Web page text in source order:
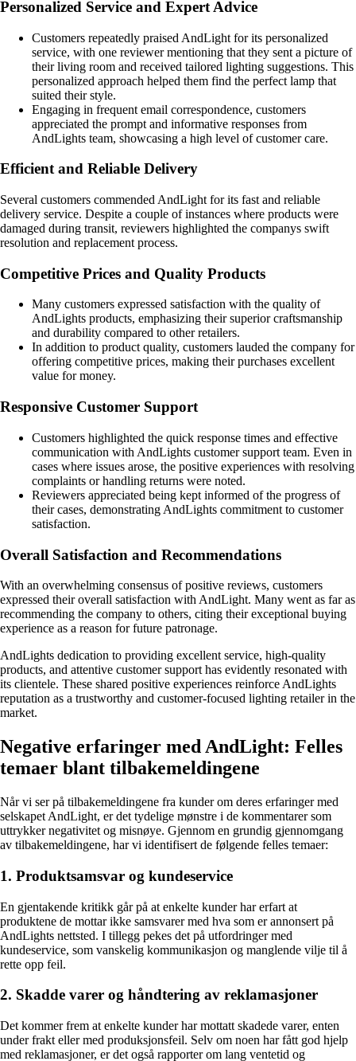
Personalized Service and Expert Advice
Customers repeatedly praised AndLight for its personalized
service, with one reviewer mentioning that they sent a picture of
their living room and received tailored lighting suggestions. This
personalized approach helped them find the perfect lamp that
suited their style.
Engaging in frequent email correspondence, customers
appreciated the prompt and informative responses from
AndLights team, showcasing a high level of customer care.
Efficient and Reliable Delivery
Several customers commended AndLight for its fast and reliable
delivery service. Despite a couple of instances where products were
damaged during transit, reviewers highlighted the companys swift
resolution and replacement process.
Competitive Prices and Quality Products
Many customers expressed satisfaction with the quality of
AndLights products, emphasizing their superior craftsmanship
and durability compared to other retailers.
In addition to product quality, customers lauded the company for
offering competitive prices, making their purchases excellent
value for money.
Responsive Customer Support
Customers highlighted the quick response times and effective
communication with AndLights customer support team. Even in
cases where issues arose, the positive experiences with resolving
complaints or handling returns were noted.
Reviewers appreciated being kept informed of the progress of
their cases, demonstrating AndLights commitment to customer
satisfaction.
Overall Satisfaction and Recommendations
With an overwhelming consensus of positive reviews, customers
expressed their overall satisfaction with AndLight. Many went as far as
recommending the company to others, citing their exceptional buying
experience as a reason for future patronage.
AndLights dedication to providing excellent service, high-quality
products, and attentive customer support has evidently resonated with
its clientele. These shared positive experiences reinforce AndLights
reputation as a trustworthy and customer-focused lighting retailer in the
market.
Negative erfaringer med AndLight: Felles
temaer blant tilbakemeldingene
Når vi ser på tilbakemeldingene fra kunder om deres erfaringer med
selskapet AndLight, er det tydelige mønstre i de kommentarer som
uttrykker negativitet og misnøye. Gjennom en grundig gjennomgang
av tilbakemeldingene, har vi identifisert de følgende felles temaer:
1. Produktsamsvar og kundeservice
En gjentakende kritikk går på at enkelte kunder har erfart at
produktene de mottar ikke samsvarer med hva som er annonsert på
AndLights nettsted. I tillegg pekes det på utfordringer med
kundeservice, som vanskelig kommunikasjon og manglende vilje til å
rette opp feil.
2. Skadde varer og håndtering av reklamasjoner
Det kommer frem at enkelte kunder har mottatt skadede varer, enten
under frakt eller med produksjonsfeil. Selv om noen har fått god hjelp
med reklamasjoner, er det også rapporter om lang ventetid og